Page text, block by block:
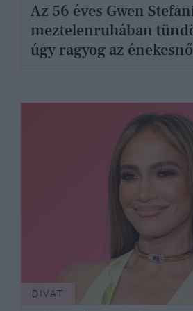
Az 56 éves Gwen
meztelenruhában
úgy ragyog az énekesnő
DIVAT